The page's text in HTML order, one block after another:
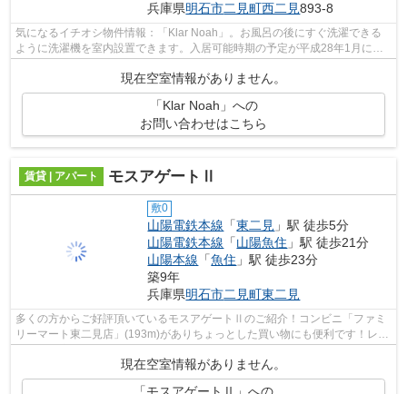
兵庫県明石市二見町西二見893-8
気になるイチオシ物件情報：「Klar Noah」。お風呂の後にすぐ洗濯できる
ように洗濯機を室内設置できます。入居可能時期の予定が平成28年1月にな
現在空室情報がありません。
「Klar Noah」への
お問い合わせはこちら
賃貸 | アパート モスアゲートⅡ
敷0
山陽電鉄本線 「東二見 」駅 徒歩5分
山陽電鉄本線 「山陽魚住 」駅 徒歩21分
山陽本線 「魚住 」駅 徒歩23分
築9年
兵庫県明石市二見町東二見
多くの方からご好評頂いているモスアゲートⅡのご紹介！コンビニ「ファミ
リーマート東二見店」(193m)がありちょっとした買い物にも便利です！レイ
アウトも変えやすいコンパクトな間取り...
現在空室情報がありません。
「モスアゲートⅡ」への